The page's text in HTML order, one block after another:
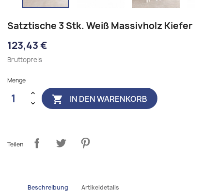
Satztische 3 Stk. Weiß Massivholz Kiefer
123,43 €
Bruttopreis
Menge
 IN DEN WARENKORB
Teilen
Beschreibung Artikeldetails